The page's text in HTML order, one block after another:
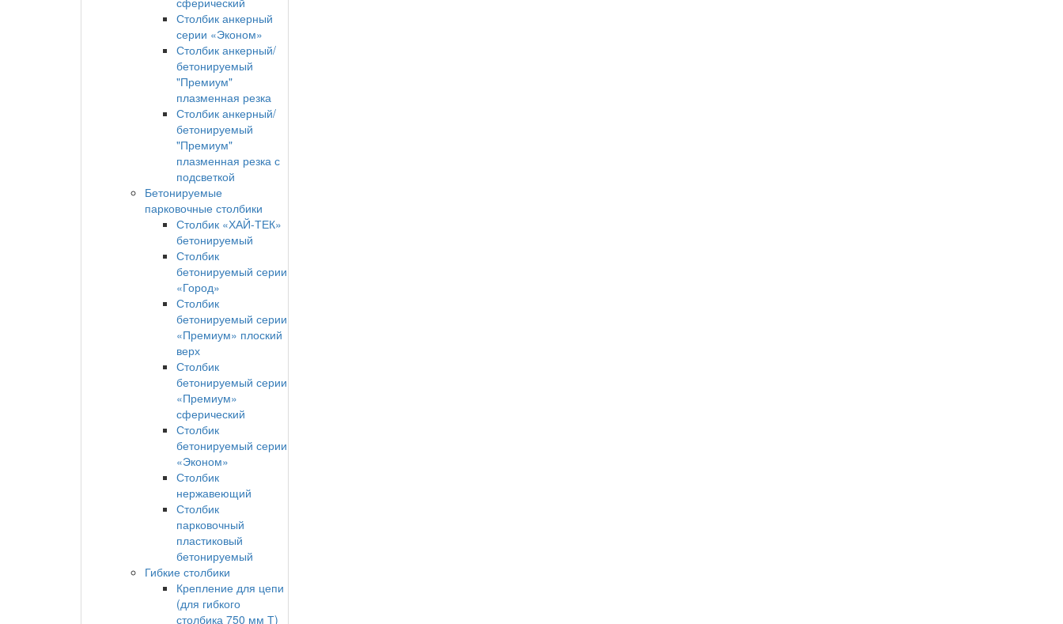
Столбик анкерный
серии «Эконом»
Столбик анкерный/
бетонируемый
"Премиум"
плазменная резка
Столбик анкерный/
бетонируемый
"Премиум"
плазменная резка с
подсветкой
Бетонируемые
парковочные столбики
Столбик «ХАЙ-ТЕК»
бетонируемый
Столбик
бетонируемый серии
«Город»
Столбик
бетонируемый серии
«Премиум» плоский
верх
Столбик
бетонируемый серии
«Премиум»
сферический
Столбик
бетонируемый серии
«Эконом»
Столбик
нержавеющий
Столбик
парковочный
пластиковый
бетонируемый
Гибкие столбики
Крепление для цепи
(для гибкого
столбика 750 мм Т)